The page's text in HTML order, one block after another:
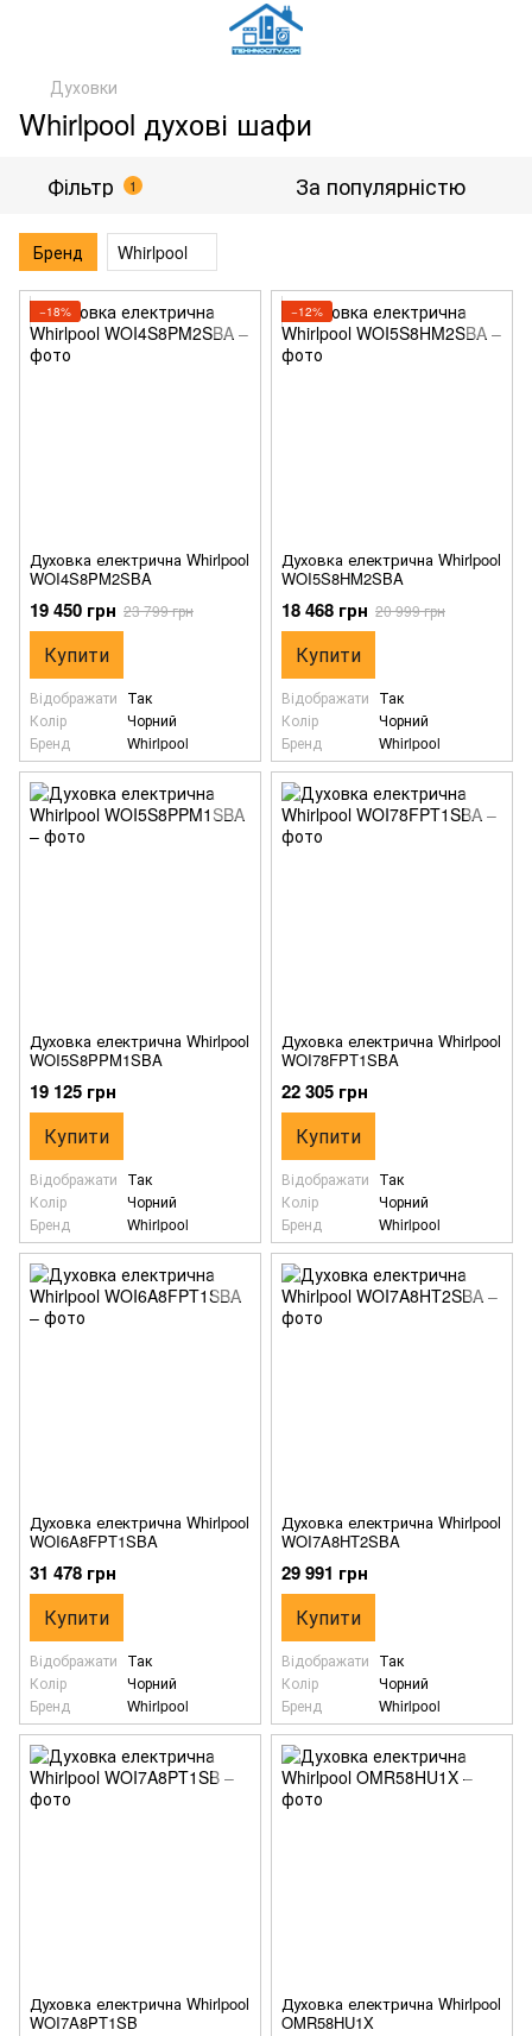
Духовки
Whirlpool духові шафи
Фільтр 1 За популярністю
Бренд Whirlpool
−18%
Духовка електрична Whirlpool
WOI4S8PM2SBA
19 450 грн 23 799 грн
Купити
Відображати Так
Колір
Чорний
Бренд
Whirlpool
−12%
Духовка електрична Whirlpool
WOI5S8HM2SBA
18 468 грн 20 999 грн
Купити
Відображати Так
Колір
Чорний
Бренд
Whirlpool
Духовка електрична Whirlpool
WOI5S8PPM1SBA
19 125 грн
Купити
Відображати Так
Колір
Чорний
Бренд
Whirlpool
Духовка електрична Whirlpool
WOI78FPT1SBA
22 305 грн
Купити
Відображати Так
Колір
Чорний
Бренд
Whirlpool
Духовка електрична Whirlpool
WOI6A8FPT1SBA
31 478 грн
Купити
Відображати Так
Колір
Чорний
Бренд
Whirlpool
Духовка електрична Whirlpool
WOI7A8HT2SBA
29 991 грн
Купити
Відображати Так
Колір
Чорний
Бренд
Whirlpool
Духовка електрична Whirlpool
WOI7A8PT1SB
Духовка електрична Whirlpool
OMR58HU1X